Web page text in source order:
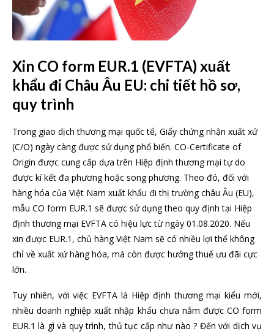
Xin CO form EUR.1 (EVFTA) xuất
khẩu đi Châu Âu EU: chi tiết hồ sơ,
quy trình
Trong giao dịch thương mại quốc tế, Giấy chứng nhận xuất xứ
(C/O) ngày càng được sử dụng phổ biến. CO-Certificate of
Origin được cung cấp dựa trên Hiệp định thương mại tự do
được kí kết đa phương hoặc song phương. Theo đó, đối với
hàng hóa của Việt Nam xuất khẩu đi thị trường châu Âu (EU),
mẫu CO form EUR.1 sẽ được sử dụng theo quy định tại Hiệp
định thương mại EVFTA có hiệu lực từ ngày 01.08.2020. Nếu
xin được EUR.1, chủ hàng Việt Nam sẽ có nhiều lợi thế không
chỉ về xuất xứ hàng hóa, mà còn được hưởng thuế ưu đãi cực
lớn.
Tuy nhiên, với việc EVFTA là Hiệp định thương mại kiểu mới,
nhiều doanh nghiệp xuất nhập khẩu chưa nắm được CO form
EUR.1 là gì và quy trình, thủ tục cấp như nào ? Đến với dịch vụ